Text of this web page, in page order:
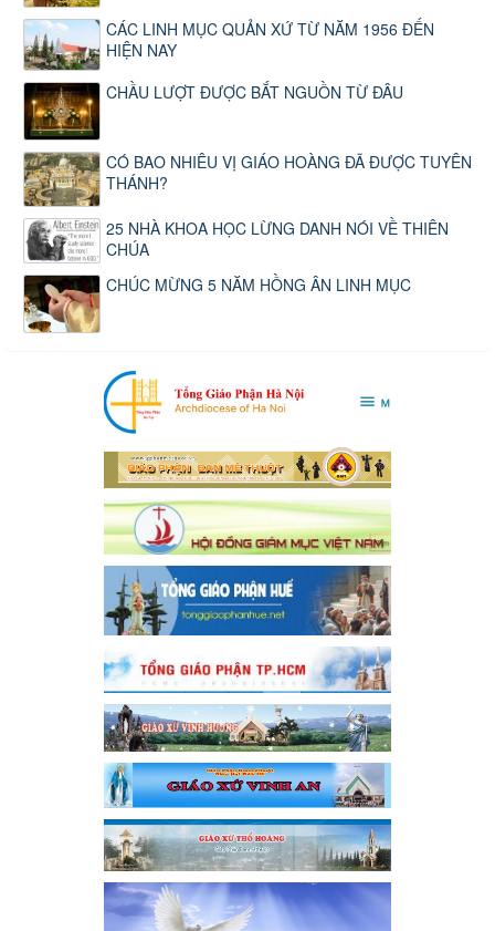
CÁC LINH MỤC QUẢN XỨ TỪ NĂM 1956 ĐẾN
HIỆN NAY
CHẦU LƯỢT ĐƯỢC BẮT NGUỒN TỪ ĐÂU
CÓ BAO NHIÊU VỊ GIÁO HOÀNG ĐÃ ĐƯỢC TUYÊN
THÁNH?
25 NHÀ KHOA HỌC LỪNG DANH NÓI VỀ THIÊN
CHÚA
CHÚC MỪNG 5 NĂM HỒNG ÂN LINH MỤC